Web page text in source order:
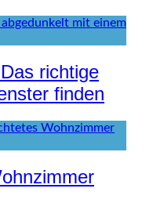
richtige
finden